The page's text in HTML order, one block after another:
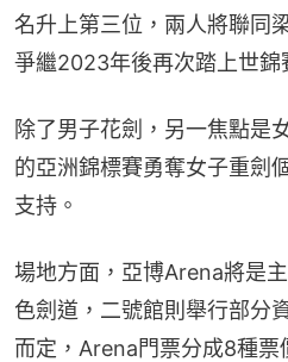
名升上第三位，兩人將聯同
爭繼2023年後再次踏上世錦
除了男子花劍，另一焦點是
的亞洲錦標賽勇奪女子重劍
支持。
場地方面，亞博Arena將是
色劍道，二號館則舉行部分
而定，Arena門票分成8種